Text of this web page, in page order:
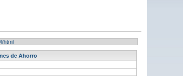
html
de Ahorro